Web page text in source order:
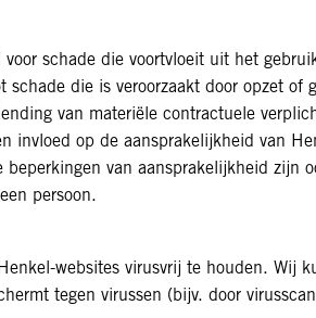
schade die voortvloeit uit het
die is veroorzaakt door opzet
van materiële contractuele
invloed op de aansprakelijkheid van
beperkingen van aansprakelijkheid
persoon.
websites virusvrij te houden. Wij
tegen virussen (bijv. door